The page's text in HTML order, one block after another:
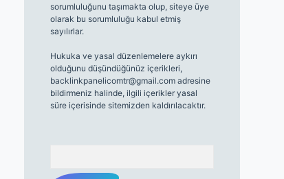
sorumluluğunu taşımakta olup, siteye üye
olarak bu sorumluluğu kabul etmiş
sayılırlar.
Hukuka ve yasal düzenlemelere aykırı
olduğunu düşündüğünüz içerikleri,
backlinkpanelicomtr@gmail.comadresine
bildirmeniz halinde, ilgili içerikler yasal
süre içerisinde sitemizden kaldırılacaktır.